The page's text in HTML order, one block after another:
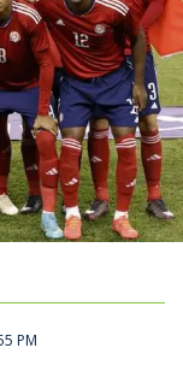
PM